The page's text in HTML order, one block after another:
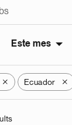
Este mes
X Ecuador X